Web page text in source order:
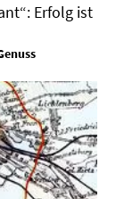
Erfolg ist